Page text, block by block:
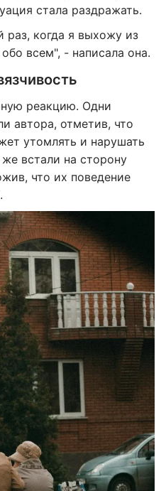
стала раздражать.
когда я выхожу из
всем", - написала она.
реакцию. Одни
автора, отметив, что
утомлять и нарушать
встали на сторону
что их поведение